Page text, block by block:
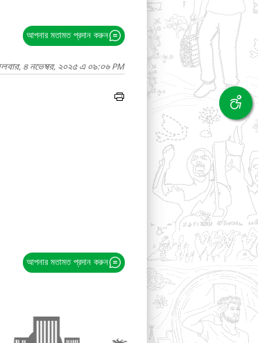
আপনার মতামত প্রদান করুন
৪ নভেম্বর, ২০২৫ এ ০৯:০৬ PM
আপনার মতামত প্রদান করুন